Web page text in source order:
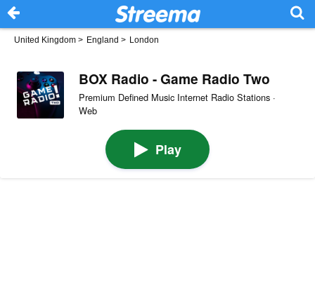
United Kingdom > England > London
BOX Radio - Game Radio Two
Premium Defined Music Internet Radio Stations ·
Web
Play